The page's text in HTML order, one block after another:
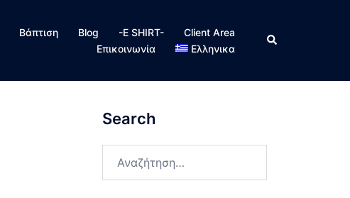
Βάπτιση Blog -E SHIRT-
Client Area
Επικοινωνία
Ελληνικα
Search
Search